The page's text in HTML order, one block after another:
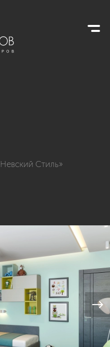
Стиль»